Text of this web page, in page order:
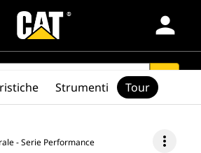
person
search
- Serie Performance more_vert
Strumenti Tour